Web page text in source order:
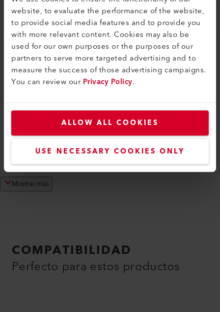
website, to evaluate the performance of the website,
to provide social media features and to provide you
with more relevant content. Cookies may also be
used for our own purposes or the purposes of our
partners to serve more targeted advertising and to
measure the success of those advertising campaigns.
You can review ourPrivacy Policy.
ALLOW ALL COOKIES
USE NECESSARY COOKIES ONLY
Boquilla tubular (ø 31.5) ø 5 mm, 100 mm
105.575
Boquillas tubulares
Boquilla tubular (ø 36.5) ø 5 mm, 150 mm
105.818
Boquillas tubulares
Boquilla tubular (ø 36.5) ø 5 mm, 45 mm
105.819
Mostrar más
COMPATIBILIDAD
Perfecto para estos productos